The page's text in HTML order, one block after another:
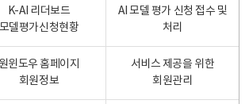
K-AI 리더보드
모델평가신청현황
AI 모델 평가 신청 접수 및
처리
원윈도우 홈페이지
회원정보
서비스 제공을 위한
회원관리